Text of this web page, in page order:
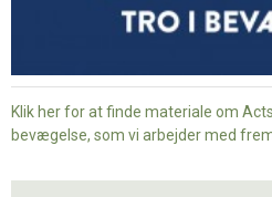
Klik her for at finde materiale om
bevægelse, som vi arbejder med